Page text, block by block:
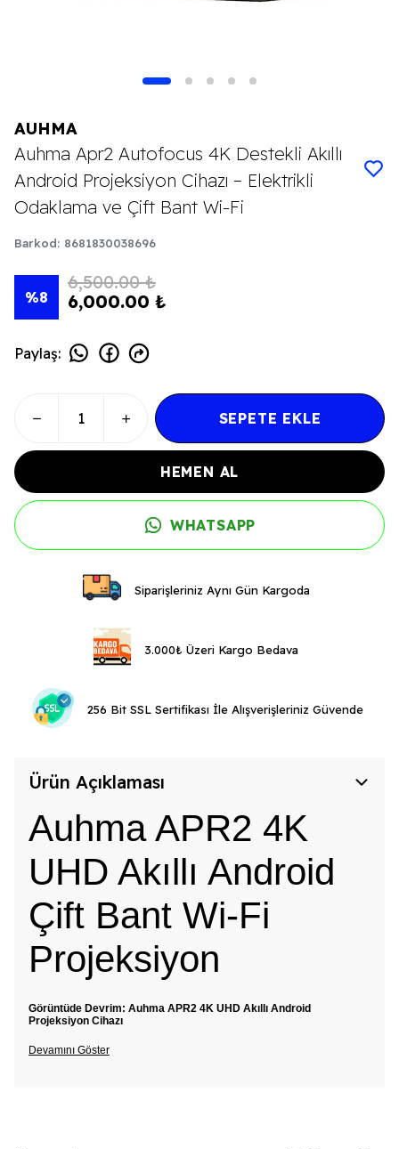
AUHMA
Auhma Apr2 Autofocus 4K Destekli Akıllı
Android Projeksiyon Cihazı – Elektrikli
Odaklama ve Çift Bant Wi-Fi
Barkod: 8681830038696
%8
6,500.00 ₺
6,000.00 ₺
Paylaş:
SEPETE EKLE
HEMEN AL
WHATSAPP
Siparişleriniz Aynı Gün Kargoda
3.000₺ Üzeri Kargo Bedava
256 Bit SSL Sertifikası İle Alışverişleriniz Güvende
Ürün Açıklaması
Auhma APR2 4K
UHD Akıllı Android
Çift Bant Wi-Fi
Projeksiyon
Görüntüde Devrim: Auhma APR2 4K UHD Akıllı Android
Projeksiyon Cihazı
Devamını Göster